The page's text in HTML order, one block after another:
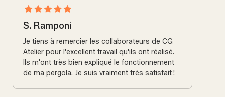
S. Ramponi
Je tiens à remercier les collaborateurs de CG
Atelier pour l'excellent travail qu'ils ont réalisé.
Ils m'ont très bien expliqué le fonctionnement
de ma pergola. Je suis vraiment très satisfait !